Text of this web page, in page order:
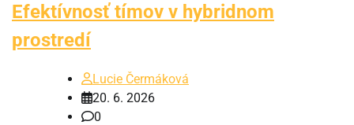
Efektívnosť tímov v hybridnom
prostredí
Lucie Čermáková
20. 6. 2026
0